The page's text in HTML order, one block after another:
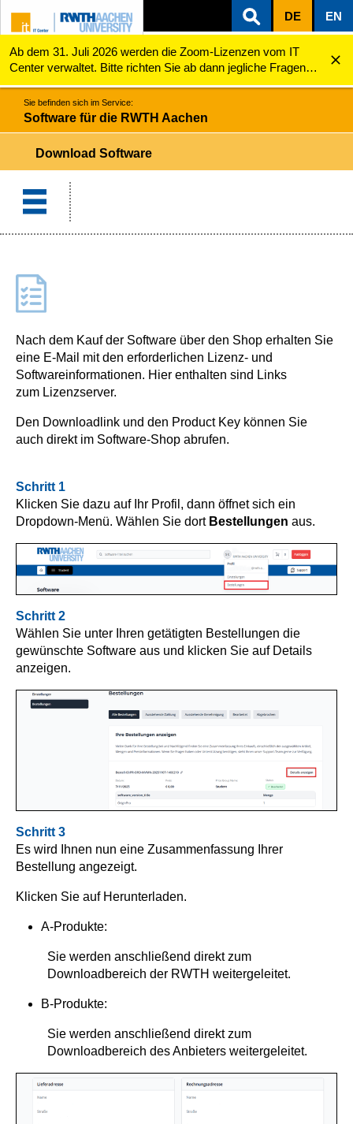
ZUM INHALTSBEREICH
ZUR HAUPTNAVIGATION
ZUR SUCHE
DE EN
Ab dem 31. Juli 2026 werden die Zoom-Lizenzen vom IT
Center verwaltet. Bitte richten Sie ab dann jegliche Fragen
zu den Zoom-Lizenzen (z.B. Probleme mit dem Login) an
servicedesk@itc.rwth-aachen.de.
Software für die RWTH Aachen Download Software
Sie befinden sich im Service:
Software für die RWTH Aachen
Download Software
Nach dem Kauf der Software über den Shop erhalten Sie
eine E-Mail mit den erforderlichen Lizenz- und
Softwareinformationen. Hier enthalten sind Links
zum Lizenzserver.
Den Downloadlink und den Product Key können Sie
auch direkt im Software-Shop abrufen.
Schritt 1
Klicken Sie dazu auf Ihr Profil, dann öffnet sich ein
Dropdown-Menü. Wählen Sie dort Bestellungen aus.
Schritt 2
Wählen Sie unter Ihren getätigten Bestellungen die
gewünschte Software aus und klicken Sie auf Details
anzeigen.
Schritt 3
Es wird Ihnen nun eine Zusammenfassung Ihrer
Bestellung angezeigt.
Klicken Sie auf Herunterladen.
A-Produkte:
Sie werden anschließend direkt zum
Downloadbereich der RWTH weitergeleitet.
B-Produkte:
Sie werden anschließend direkt zum
Downloadbereich des Anbieters weitergeleitet.